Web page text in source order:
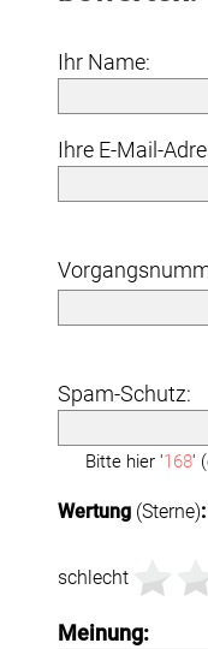
Ihr Name:
Ihre E-Mail-
Spam-Schutz:
Bitte hier '168'
Wertung (Sterne):
schlecht
Meinung: